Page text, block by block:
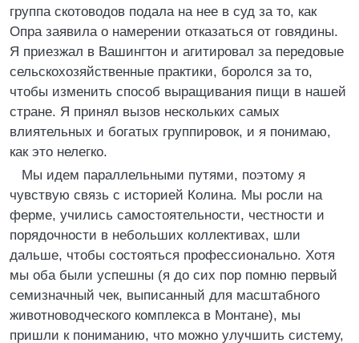
группа скотоводов подала на нее в суд за то, как
Опра заявила о намерении отказаться от говядины.
Я приезжал в Вашингтон и агитировал за передовые
сельскохозяйственные практики, боролся за то,
чтобы изменить способ выращивания пищи в нашей
стране. Я принял вызов нескольких самых
влиятельных и богатых группировок, и я понимаю,
как это нелегко.
Мы идем параллельными путями, поэтому я
чувствую связь с историей Колина. Мы росли на
ферме, учились самостоятельности, честности и
порядочности в небольших коллективах, шли
дальше, чтобы состояться профессионально. Хотя
мы оба были успешны (я до сих пор помню первый
семизначный чек, выписанный для масштабного
животноводческого комплекса в Монтане), мы
пришли к пониманию, что можно улучшить систему,